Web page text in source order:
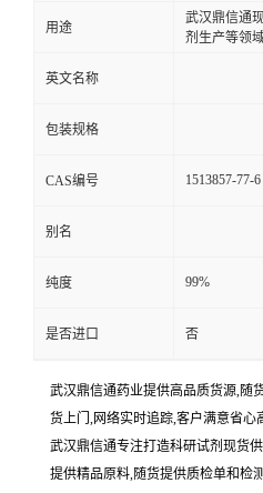
用途
武汉鼎信通
剂生产等领
英文名称
包装规格
CAS编号 1513857-77-6
别名
纯度 99%
是否进口 否
武汉鼎信通药业提供高品质货源,随
货上门,网络实时追踪,客户满意省
武汉鼎信通专注打造科研试剂现货
提供精品原料,随货提供质检单和检